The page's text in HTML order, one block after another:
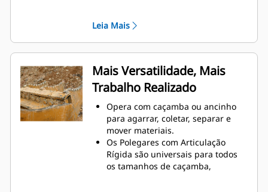
Maior compatibilidade da
máquina devido a um projeto mais
leve
Aumente a produtividade com uso
periódico, quando apenas a
caçamba ou o ancinho não
aguentariam
Leia Mais
Mais Versatilidade, Mais
Trabalho Realizado
Opera com caçamba ou ancinho
para agarrar, coletar, separar e
mover materiais.
Os Polegares com Articulação
Rígida são universais para todos
os tamanhos de caçamba,